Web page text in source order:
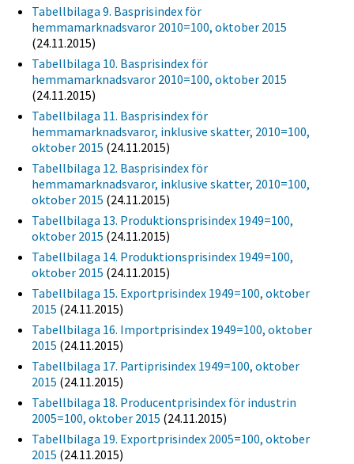
Tabellbilaga 9. Basprisindex för
hemmamarknadsvaror 2010=100, oktober 2015
(24.11.2015)
Tabellbilaga 10. Basprisindex för
hemmamarknadsvaror 2010=100, oktober 2015
(24.11.2015)
Tabellbilaga 11. Basprisindex för
hemmamarknadsvaror, inklusive skatter, 2010=100,
oktober 2015 (24.11.2015)
Tabellbilaga 12. Basprisindex för
hemmamarknadsvaror, inklusive skatter, 2010=100,
oktober 2015 (24.11.2015)
Tabellbilaga 13. Produktionsprisindex 1949=100,
oktober 2015 (24.11.2015)
Tabellbilaga 14. Produktionsprisindex 1949=100,
oktober 2015 (24.11.2015)
Tabellbilaga 15. Exportprisindex 1949=100, oktober
2015 (24.11.2015)
Tabellbilaga 16. Importprisindex 1949=100, oktober
2015 (24.11.2015)
Tabellbilaga 17. Partiprisindex 1949=100, oktober
2015 (24.11.2015)
Tabellbilaga 18. Producentprisindex för industrin
2005=100, oktober 2015 (24.11.2015)
Tabellbilaga 19. Exportprisindex 2005=100, oktober
2015 (24.11.2015)